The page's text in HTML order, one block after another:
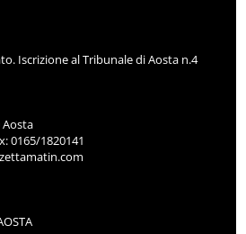
Iscrizione al Tribunale di Aosta n.4
Aosta
0165/1820141